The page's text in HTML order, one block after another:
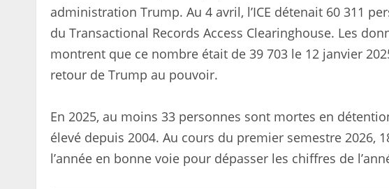
administration Trump. Au 4 avril, l’ICE détenait 60 311
du Transactional Records Access Clearinghouse. Les
montrent que ce nombre était de 39 703 le 12 janvier
retour de Trump au pouvoir.
En 2025, au moins 33 personnes sont mortes en
élevé depuis 2004. Au cours du premier semestre 2026,
l’année en bonne voie pour dépasser les chiffres de